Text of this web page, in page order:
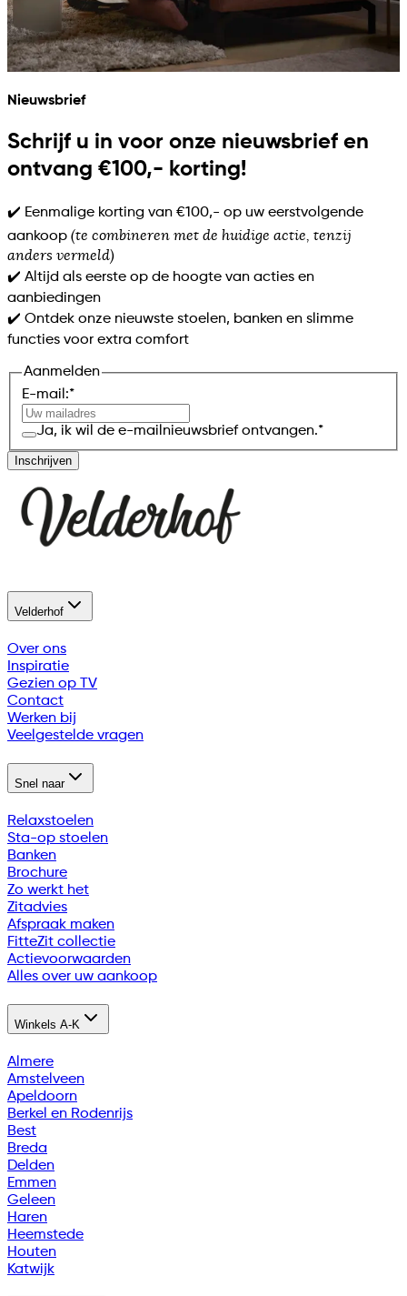
Nieuwsbrief
Schrijf u in voor onze nieuwsbrief en
ontvang €100,- korting!
✔️ Eenmalige korting van €100,- op uw eerstvolgende
aankoop (te combineren met de huidige actie, tenzij
anders vermeld)
✔️ Altijd als eerste op de hoogte van acties en
aanbiedingen
✔️ Ontdek onze nieuwste stoelen, banken en slimme
functies voor extra comfort
Aanmelden
E-mail:*
Ja, ik wil de e-mailnieuwsbrief ontvangen.*
Inschrijven
Velderhof
Over ons
Inspiratie
Gezien op TV
Contact
Werken bij
Veelgestelde vragen
Snel naar
Relaxstoelen
Sta-op stoelen
Banken
Brochure
Zo werkt het
Zitadvies
Afspraak maken
FitteZit collectie
Actievoorwaarden
Alles over uw aankoop
Winkels A-K
Almere
Amstelveen
Apeldoorn
Berkel en Rodenrijs
Best
Breda
Delden
Emmen
Geleen
Haren
Heemstede
Houten
Katwijk